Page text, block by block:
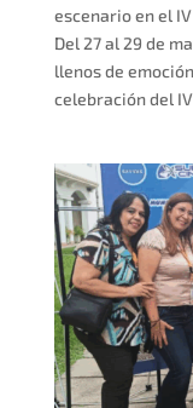
escenario en el
Del 27 al 29 de
llenos de
celebración del IV